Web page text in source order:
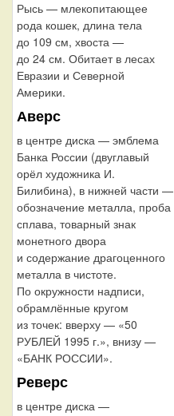
Рысь — млекопитающее
рода кошек, длина тела
до 109 см, хвоста —
до 24 см. Обитает в лесах
Евразии и Северной
Америки.
Аверс
в центре диска — эмблема
Банка России (двуглавый
орёл художника И.
Билибина), в нижней части —
обозначение металла, проба
сплава, товарный знак
монетного двора
и содержание драгоценного
металла в чистоте.
По окружности надписи,
обрамлённые кругом
из точек: вверху — «50
РУБЛЕЙ 1995 г.», внизу —
«БАНК РОССИИ».
Реверс
в центре диска —